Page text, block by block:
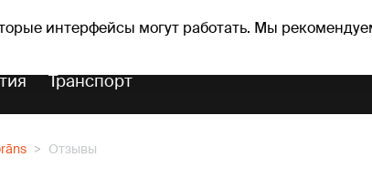
интерфейсы могут работать. Мы
Гороскопы
Транспорт
Отзывы